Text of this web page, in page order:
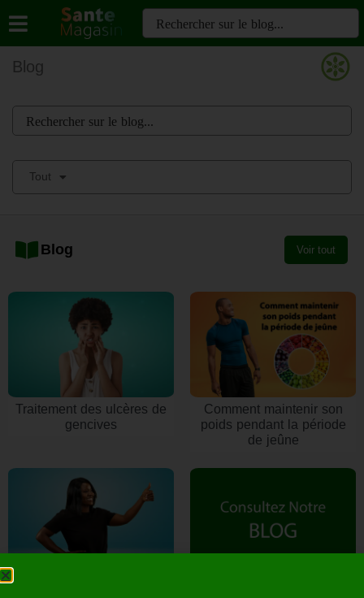
Blog
Tout
Blog Voir tout
Traitement des ulcères de
gencives
Comment maintenir son
poids pendant la période
de jeûne